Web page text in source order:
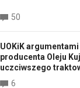
50
UOKiK
producenta Oleju
uczciwszego
6